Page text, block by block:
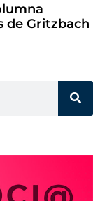
de Gritzbach